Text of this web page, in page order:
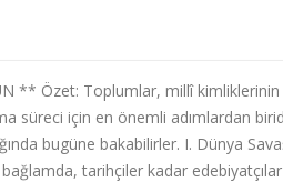
** Özet: Toplumlar, millî
süreci için en önemli adımlardan
bugüne bakabilirler. I. Dünya
tarihçiler kadar edebiyatçılar